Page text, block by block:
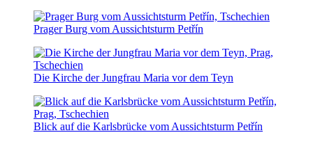
Prager Burg vom Aussichtsturm Petřín
Die Kirche der Jungfrau Maria vor dem Teyn
Blick auf die Karlsbrücke vom Aussichtsturm Petřín